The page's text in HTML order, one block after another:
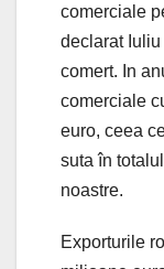
comerciale
declarat
comert. In
comerciale
euro, ceea
suta în
noastre.
Exporturile